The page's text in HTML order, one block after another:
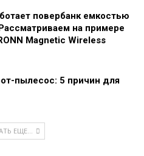
повербанк емкостью
на примере
Magnetic Wireless
пылесос: 5 причин для
ЕЩЕ...